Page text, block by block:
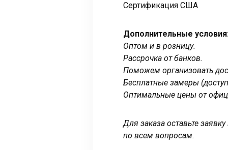
Сертификация США
Дополнительные
Оптом и в розницу.
Рассрочка от банков.
Поможем организовать
Бесплатные замеры
Оптимальные цены от
Для заказа оставьте
по всем вопросам.